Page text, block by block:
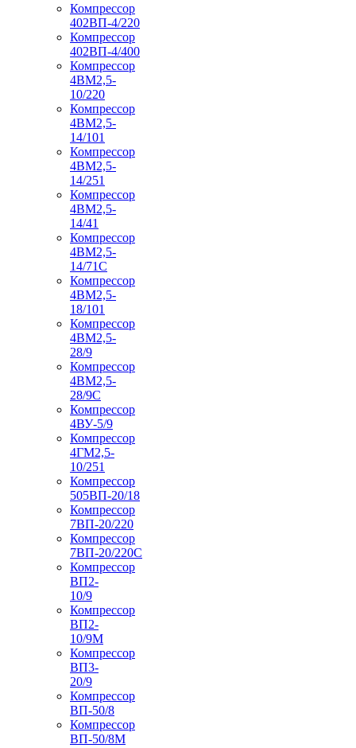
Компрессор
402ВП-4/220
Компрессор
402ВП-4/400
Компрессор
4ВМ2,5-
10/220
Компрессор
4ВМ2,5-
14/101
Компрессор
4ВМ2,5-
14/251
Компрессор
4ВМ2,5-
14/41
Компрессор
4ВМ2,5-
14/71C
Компрессор
4ВМ2,5-
18/101
Компрессор
4ВМ2,5-
28/9
Компрессор
4ВМ2,5-
28/9С
Компрессор
4ВУ-5/9
Компрессор
4ГМ2,5-
10/251
Компрессор
505ВП-20/18
Компрессор
7ВП-20/220
Компрессор
7ВП-20/220С
Компрессор
ВП2-
10/9
Компрессор
ВП2-
10/9М
Компрессор
ВП3-
20/9
Компрессор
ВП-50/8
Компрессор
ВП-50/8М